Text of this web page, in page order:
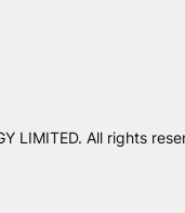
LIMITED. All rights